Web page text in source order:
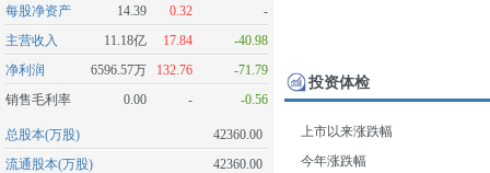
每股净资产
14.39 0.32
-
主营收入
11.18亿 17.84
-40.98
净利润
6596.57万 132.76
-71.79
销售毛利率
0.00 - -0.56
总股本(万股)
42360.00
流通股本(万股)
42360.00
投资体检
上市以来涨跌幅
今年涨跌幅